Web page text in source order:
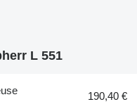
L 551
190,40 €